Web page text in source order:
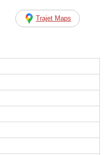
Trajet Maps